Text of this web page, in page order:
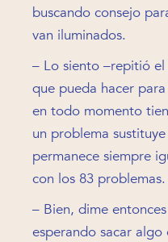
buscando consejo
van iluminados.
– Lo siento –repitió
que pueda hacer
en todo momento
un problema
permanece siempre
con los 83 problemas.
– Bien, dime
esperando sacar algo